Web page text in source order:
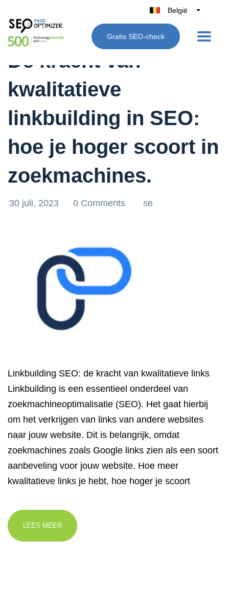
België
Belgique
Nederland
Italië
Gratis SEO-check
De kracht van
kwalitatieve
linkbuilding in SEO:
hoe je hoger scoort in
zoekmachines.
30 juli, 2023 0 Comments se
Linkbuilding SEO: de kracht van kwalitatieve links
Linkbuilding is een essentieel onderdeel van
zoekmachineoptimalisatie (SEO). Het gaat hierbij
om het verkrijgen van links van andere websites
naar jouw website. Dit is belangrijk, omdat
zoekmachines zoals Google links zien als een soort
aanbeveling voor jouw website. Hoe meer
kwalitatieve links je hebt, hoe hoger je scoort
LEES MEER